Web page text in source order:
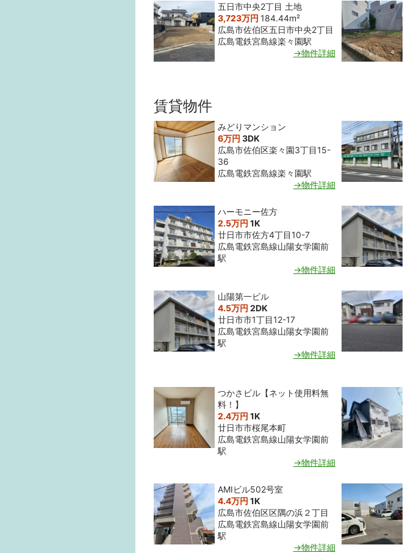
五日市中央2丁目 土地
3,723万円 184.44m²
広島市佐伯区五日市中央2丁目
広島電鉄宮島線楽々園駅
→物件詳細
賃貸物件
みどりマンション
6万円 3DK
広島市佐伯区楽々園3丁目15-
36
広島電鉄宮島線楽々園駅
→物件詳細
ハーモニー佐方
2.5万円 1K
廿日市市佐方4丁目10-7
広島電鉄宮島線山陽女学園前
駅
→物件詳細
山陽第一ビル
4.5万円 2DK
廿日市市1丁目12-17
広島電鉄宮島線山陽女学園前
駅
→物件詳細
つかさビル【ネット使用料無
料！】
2.4万円 1K
廿日市市桜尾本町
広島電鉄宮島線山陽女学園前
駅
→物件詳細
AMIビル502号室
4.4万円 1K
広島市佐伯区区隅の浜２丁目
広島電鉄宮島線山陽女学園前
駅
→物件詳細